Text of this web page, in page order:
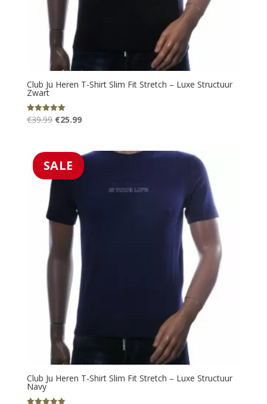
Club Ju Heren T-Shirt Slim Fit Stretch – Luxe Structuur
Zwart
Gewaardeerd
5.00
€39.99 Oorspronkelijke
€39.99.
€25.99Huidige
€25.99.
SALE
Club Ju Heren T-Shirt Slim Fit Stretch – Luxe Structuur
Navy